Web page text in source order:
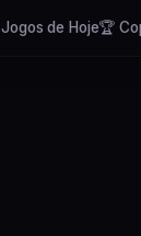
Jogos de Hoje🏆